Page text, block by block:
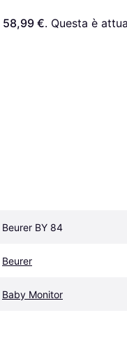
58,99 €. Questa è
Beurer BY 84
Beurer
Baby Monitor